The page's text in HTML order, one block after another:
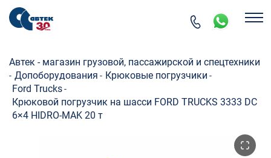
Автек - магазин грузовой, пассажирской и спецтехники
- Допоборудования - Крюковые погрузчики -
Ford Trucks-
Крюковой погрузчик на шасси FORD TRUCKS 3333 DC
6×4 HIDRO-MAK 20 т